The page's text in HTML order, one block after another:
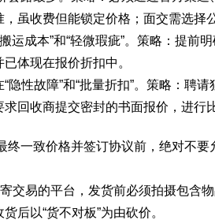
虽收费但能锁定价格；面交需选择
运成本”和“轻微瑕疵”。策略：提前
体现在报价折扣中。
隐性故障”和“批量折扣”。策略：聘
回收商提交密封的书面报价，进行
一致价格并签订协议前，绝对不要
交易的平台，发货前必须拍摄包含
后以“货不对板”为由砍价。